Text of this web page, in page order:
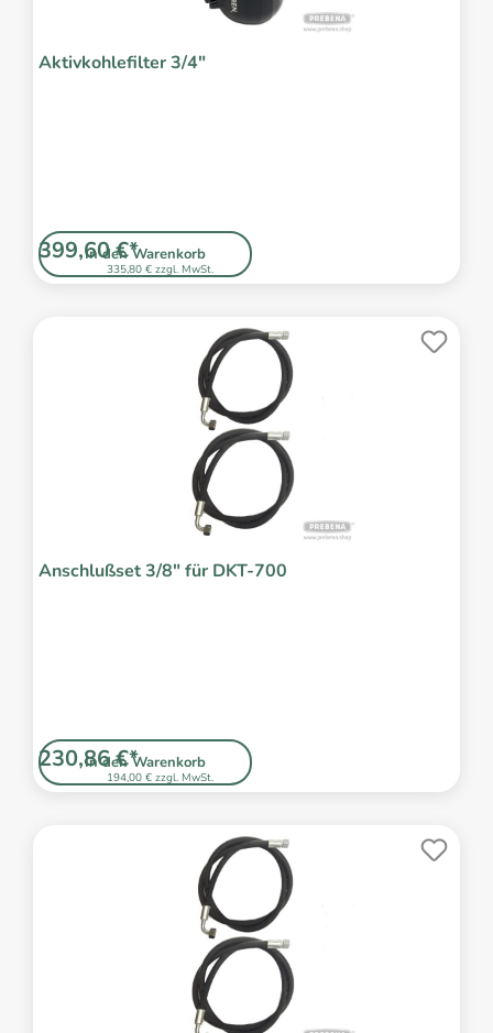
Aktivkohlefilter 3/4"
In den Warenkorb
335,80 € zzgl. MwSt.
399,60 €*
Anschlußset 3/8" für DKT-700
In den Warenkorb
194,00 € zzgl. MwSt.
230,86 €*